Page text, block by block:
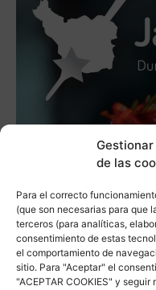
de las
Para el correcto
(que son necesarias para que
terceros (para analíticas,
consentimiento de estas
el comportamiento de
sitio. Para "Aceptar" el
"ACEPTAR COOKIES" y